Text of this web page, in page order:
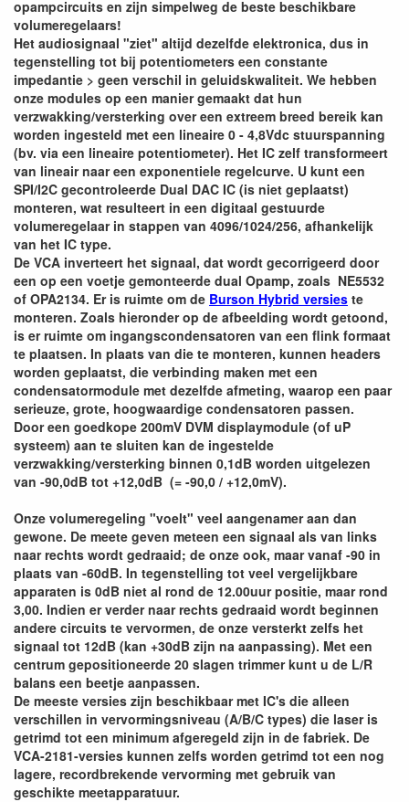
opampcircuits en zijn simpelweg de beste beschikbare
volumeregelaars!
Het audiosignaal "ziet" altijd dezelfde elektronica, dus in
tegenstelling tot bij potentiometers een constante
impedantie > geen verschil in geluidskwaliteit. We hebben
onze modules op een manier gemaakt dat hun
verzwakking/versterking over een extreem breed bereik kan
worden ingesteld met een lineaire 0 - 4,8Vdc stuurspanning
(bv. via een lineaire potentiometer). Het IC zelf transformeert
van lineair naar een exponentiele regelcurve. U kunt een
SPI/I2C gecontroleerde Dual DAC IC (is niet geplaatst)
monteren, wat resulteert in een digitaal gestuurde
volumeregelaar in stappen van 4096/1024/256, afhankelijk
van het IC type.
De VCA inverteert het signaal, dat wordt gecorrigeerd door
een op een voetje gemonteerde dual Opamp, zoals NE5532
of OPA2134. Er is ruimte om de Burson Hybrid versies te
monteren. Zoals hieronder op de afbeelding wordt getoond,
is er ruimte om ingangscondensatoren van een flink formaat
te plaatsen. In plaats van die te monteren, kunnen headers
worden geplaatst, die verbinding maken met een
condensatormodule met dezelfde afmeting, waarop een paar
serieuze, grote, hoogwaardige condensatoren passen.
Door een goedkope 200mV DVM displaymodule (of uP
systeem) aan te sluiten kan de ingestelde
verzwakking/versterking binnen 0,1dB worden uitgelezen
van -90,0dB tot +12,0dB (= -90,0 / +12,0mV).
Onze volumeregeling "voelt" veel aangenamer aan dan
gewone. De meete geven meteen een signaal als van links
naar rechts wordt gedraaid; de onze ook, maar vanaf -90 in
plaats van -60dB. In tegenstelling tot veel vergelijkbare
apparaten is 0dB niet al rond de 12.00uur positie, maar rond
3,00. Indien er verder naar rechts gedraaid wordt beginnen
andere circuits te vervormen, de onze versterkt zelfs het
signaal tot 12dB (kan +30dB zijn na aanpassing). Met een
centrum gepositioneerde 20 slagen trimmer kunt u de L/R
balans een beetje aanpassen.
De meeste versies zijn beschikbaar met IC's die alleen
verschillen in vervormingsniveau (A/B/C types) die laser is
getrimd tot een minimum afgeregeld zijn in de fabriek. De
VCA-2181-versies kunnen zelfs worden getrimd tot een nog
lagere, recordbrekende vervorming met gebruik van
geschikte meetapparatuur.